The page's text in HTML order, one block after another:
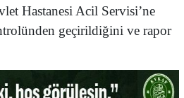
Hastanesi Acil Servisi’ne
geçirildiğini ve rapor